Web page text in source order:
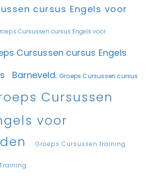
cursus Engels voor
Cursussen cursus Engels voor
Cursussen cursus Engels
Barneveld. Groeps Cursussen cursus
Cursussen
voor
Groeps Cursussen training